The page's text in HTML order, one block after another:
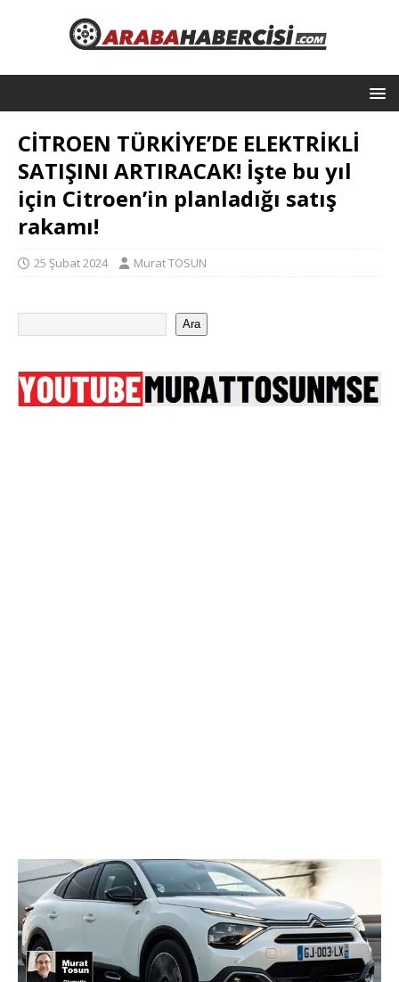
CİTROEN TÜRKİYE’DE ELEKTRİKLİ
SATIŞINI ARTIRACAK! İşte bu yıl
için Citroen’in planladığı satış
rakamı!
25 Şubat 2024 Murat TOSUN
Ara